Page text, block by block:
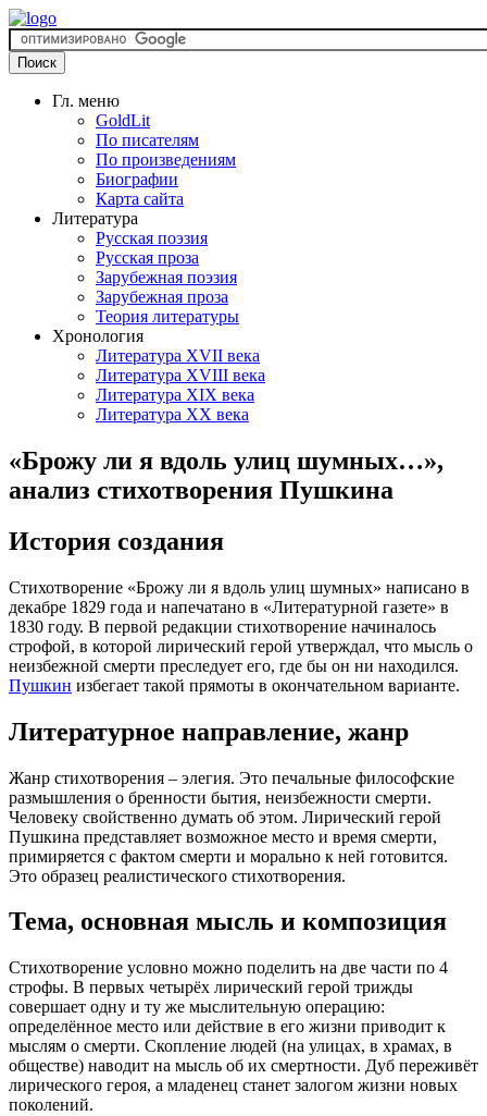
Гл. меню
GoldLit
По писателям
По произведениям
Биографии
Карта сайта
Литература
Русская поэзия
Русская проза
Зарубежная поэзия
Зарубежная проза
Теория литературы
Хронология
Литература XVII века
Литература XVIII века
Литература XIX века
Литература XX века
«Брожу ли я вдоль улиц шумных…»,
анализ стихотворения Пушкина
История создания
Стихотворение «Брожу ли я вдоль улиц шумных» написано в
декабре 1829 года и напечатано в «Литературной газете» в
1830 году. В первой редакции стихотворение начиналось
строфой, в которой лирический герой утверждал, что мысль о
неизбежной смерти преследует его, где бы он ни находился.
Пушкин избегает такой прямоты в окончательном варианте.
Литературное направление, жанр
Жанр стихотворения – элегия. Это печальные философские
размышления о бренности бытия, неизбежности смерти.
Человеку свойственно думать об этом. Лирический герой
Пушкина представляет возможное место и время смерти,
примиряется с фактом смерти и морально к ней готовится.
Это образец реалистического стихотворения.
Тема, основная мысль и композиция
Стихотворение условно можно поделить на две части по 4
строфы. В первых четырёх лирический герой трижды
совершает одну и ту же мыслительную операцию:
определённое место или действие в его жизни приводит к
мыслям о смерти. Скопление людей (на улицах, в храмах, в
обществе) наводит на мысль об их смертности. Дуб переживёт
лирического героя, а младенец станет залогом жизни новых
поколений.